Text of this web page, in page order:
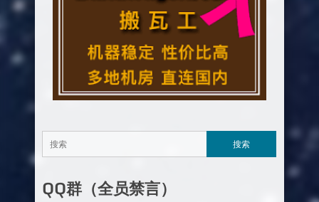
QQ群（全员禁言）